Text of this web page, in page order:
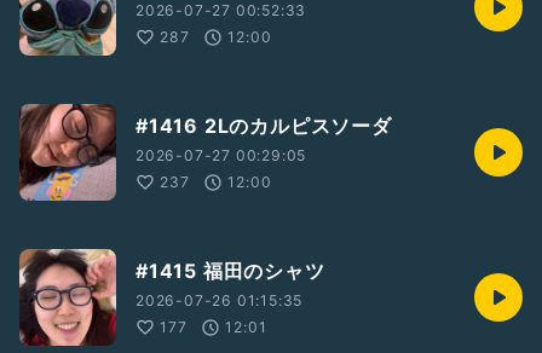
2026-07-27 00:52:33
287
12:00
#1416 2Lのカルピスソーダ
2026-07-27 00:29:05
237
12:00
#1415 福田のシャツ
2026-07-26 01:15:35
177
12:01